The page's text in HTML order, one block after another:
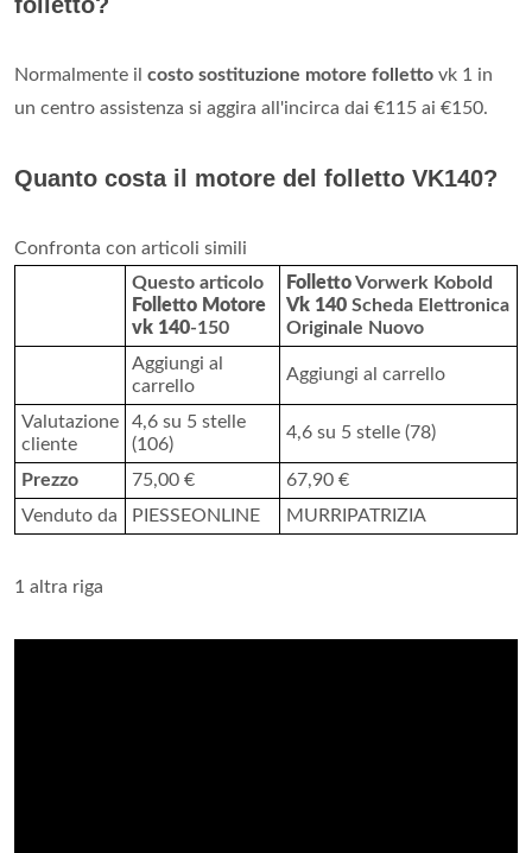
Normalmente il costo sostituzione motore folletto vk 1 in
un centro assistenza si aggira all'incirca dai €115 ai €150.
Quanto costa il motore del folletto VK140?
Confronta con articoli simili
Questo articolo
Folletto Motore
vk 140-150
FollettoVorwerk Kobold
Vk 140 Scheda Elettronica
Originale Nuovo
Aggiungi al
carrello
Aggiungi al carrello
Valutazione
cliente
4,6 su 5 stelle
(106)
4,6 su 5 stelle (78)
Prezzo 75,00 €
67,90 €
Venduto da
PIESSEONLINE MURRIPATRIZIA
1 altra riga